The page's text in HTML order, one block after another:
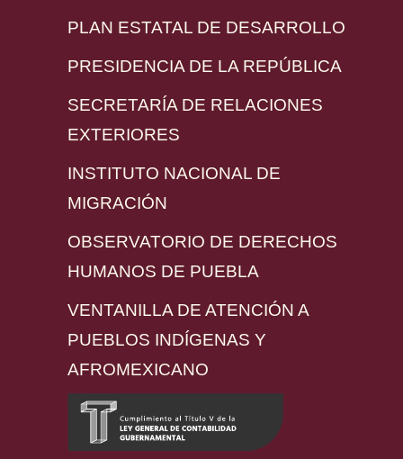
PLAN ESTATAL DE DESARROLLO
PRESIDENCIA DE LA REPÚBLICA
SECRETARÍA DE RELACIONES
EXTERIORES
INSTITUTO NACIONAL DE
MIGRACIÓN
OBSERVATORIO DE DERECHOS
HUMANOS DE PUEBLA
VENTANILLA DE ATENCIÓN A
PUEBLOS INDÍGENAS Y
AFROMEXICANO